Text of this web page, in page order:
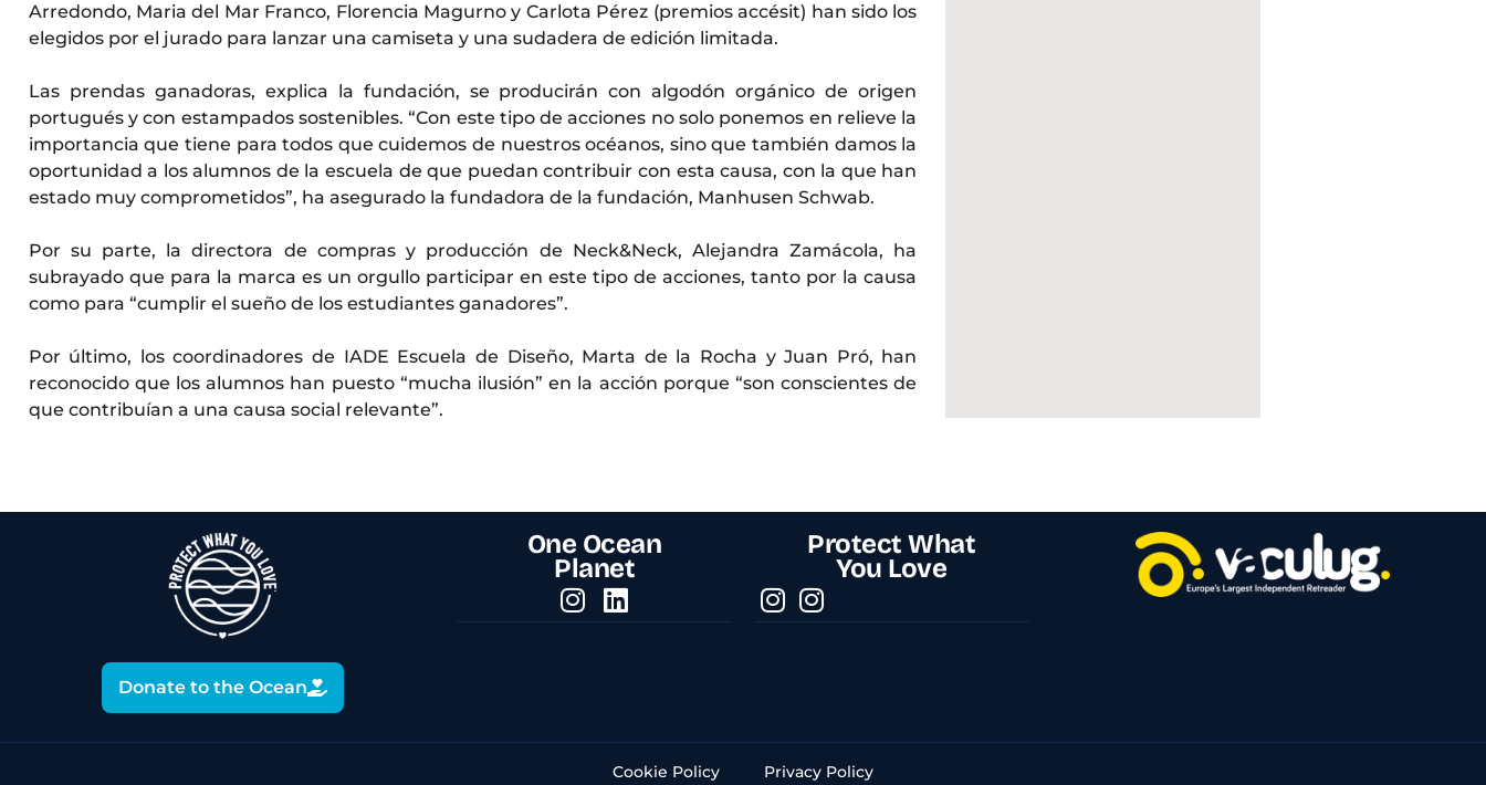
Arredondo, Maria del Mar Franco, Florencia Magurno y Carlota Pérez (premios accésit) han sido los
elegidos por el jurado para lanzar una camiseta y una sudadera de edición limitada.
Las prendas ganadoras, explica la fundación, se producirán con algodón orgánico de origen
portugués y con estampados sostenibles. “Con este tipo de acciones no solo ponemos en relieve la
importancia que tiene para todos que cuidemos de nuestros océanos, sino que también damos la
oportunidad a los alumnos de la escuela de que puedan contribuir con esta causa, con la que han
estado muy comprometidos”, ha asegurado la fundadora de la fundación, Manhusen Schwab.
Por su parte, la directora de compras y producción de Neck&Neck, Alejandra Zamácola, ha
subrayado que para la marca es un orgullo participar en este tipo de acciones, tanto por la causa
como para “cumplir el sueño de los estudiantes ganadores”.
Por último, los coordinadores de IADE Escuela de Diseño, Marta de la Rocha y Juan Pró, han
reconocido que los alumnos han puesto “mucha ilusión” en la acción porque “son conscientes de
que contribuían a una causa social relevante”.
Donate to the Ocean
One Ocean
Planet
Protect What
You Love
Cookie Policy Privacy Policy